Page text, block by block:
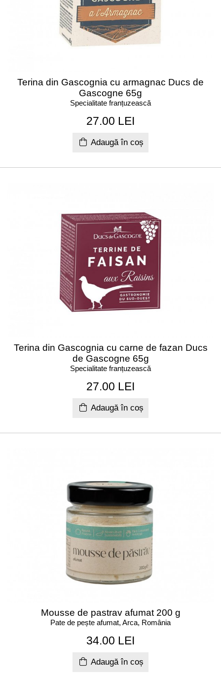
Terina din Gascognia cu armagnac Ducs de
Gascogne 65g
Specialitate franțuzească
27.00 LEI
Adaugă în coș
Terina din Gascognia cu carne de fazan Ducs
de Gascogne 65g
Specialitate franțuzească
27.00 LEI
Adaugă în coș
Mousse de pastrav afumat 200 g
Pate de pește afumat, Arca, România
34.00 LEI
Adaugă în coș